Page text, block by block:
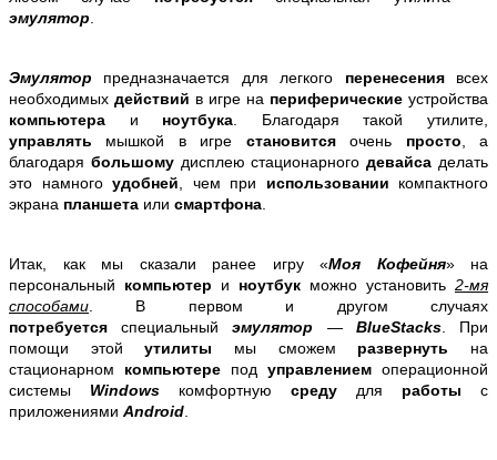
эмулятор
Эмулятор предназначается для легкого перенесения всех
необходимых действий в игре на периферические устройства
компьютера и ноутбука . Благодаря такой утилите,
управлять мышкой в игре становитсяочень просто , а
благодаря большому дисплею стационарногодевайса делать
это намного удобней , чем при использовании компактного
экрана планшета или смартфона
Итак, как мы сказали ранее игру «Моя Кофейня» на
персональный компьютер и ноутбук можно установить 2-мя
способами . В первом и другом случаях
потребуетсяспециальныйэмулятор — BlueStacks. При
помощи этойутилиты мы сможем развернуть на
стационарном компьютере под управлением операционной
системы Windows комфортную среду для работы с
приложениями Android